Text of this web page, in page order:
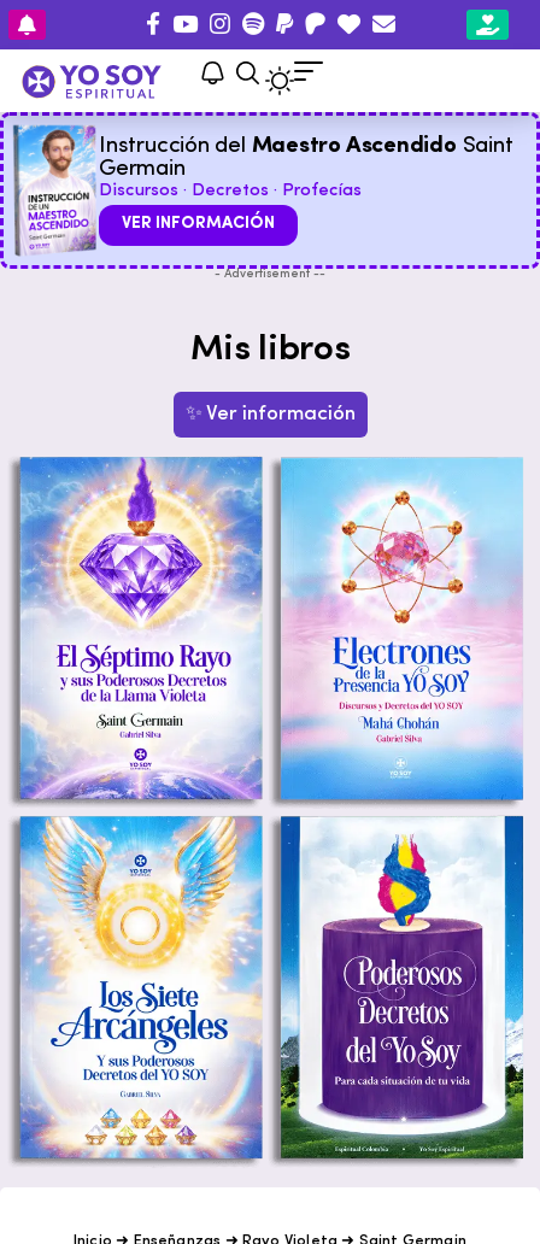
Instrucción del Maestro Ascendido Saint
Germain
Discursos · Decretos · Profecías
VER INFORMACIÓN
- Advertisement --
Mis libros
✨ Ver información
Inicio ➜ Enseñanzas ➜ Rayo Violeta ➜ Saint Germain